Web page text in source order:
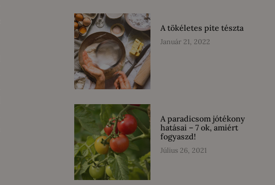
A tökéletes pite tészta
Január 21, 2022
A paradicsom jótékony
hatásai – 7 ok, amiért
fogyaszd!
Július 26, 2021